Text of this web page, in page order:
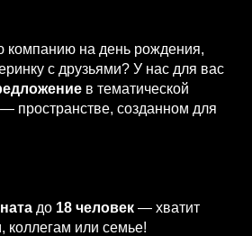
компанию на день рождения,
с друзьями? У нас для вас
в тематической
— пространстве, созданном для
до 18 человек — хватит
коллегам или семье!